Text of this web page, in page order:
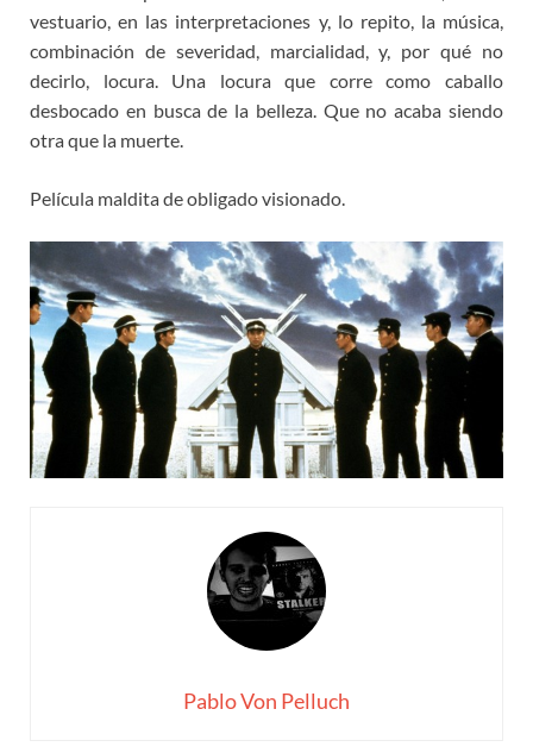
vestuario, en las interpretaciones y, lo repito, la música,
combinación de severidad, marcialidad, y, por qué no
decirlo, locura. Una locura que corre como caballo
desbocado en busca de la belleza. Que no acaba siendo
otra que la muerte.
Película maldita de obligado visionado.
Pablo Von Pelluch